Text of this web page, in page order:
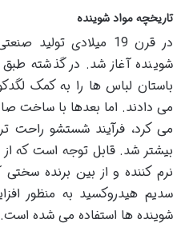
تاریخچه مواد شوینده
در قرن 19 میلادی
شوینده آغاز شد. در گذشته
باستان لباس ها را به کمک
می دادند. اما بعدها با ساخت
می کرد، فرآیند شستشو راحت
بیشتر شد. قابل توجه است که
نرم کننده و از بین برنده
سدیم هیدروکسید به منظور
شوینده ها استفاده می شده است.